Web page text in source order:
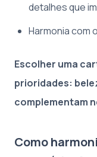
detalhes que
Harmonia com
Escolher uma
prioridades:
complementam
Como